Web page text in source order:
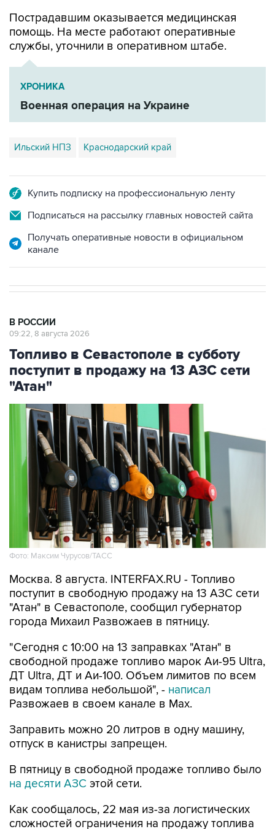
Пострадавшим оказывается медицинская
помощь. На месте работают оперативные
службы, уточнили в оперативном штабе.
ХРОНИКА
Военная операция на Украине
Ильский НПЗ Краснодарский край
Купить подписку на профессиональную ленту
Подписаться на рассылку главных новостей сайта
Получать оперативные новости в официальном
канале
В РОССИИ
09:22, 8 августа 2026
Топливо в Севастополе в субботу
поступит в продажу на 13 АЗС сети
"Атан"
Фото: Максим Чурусов/ТАСС
Москва. 8 августа. INTERFAX.RU - Топливо
поступит в свободную продажу на 13 АЗС сети
"Атан" в Севастополе, сообщил губернатор
города Михаил Развожаев в пятницу.
"Сегодня с 10:00 на 13 заправках "Атан" в
свободной продаже топливо марок Аи-95 Ultra,
ДТ Ultra, ДТ и Аи-100. Объем лимитов по всем
видам топлива небольшой", - написал
Развожаев в своем канале в Max.
Заправить можно 20 литров в одну машину,
отпуск в канистры запрещен.
В пятницу в свободной продаже топливо было
на десяти АЗС этой сети.
Как сообщалось, 22 мая из-за логистических
сложностей ограничения на продажу топлива